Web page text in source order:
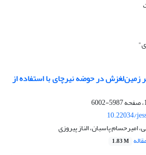
در حوضه نیرچای با استفاده از
5987-6002
10.22034/
امیرحسام پاسبان، الناز پیروزی
1.83 M